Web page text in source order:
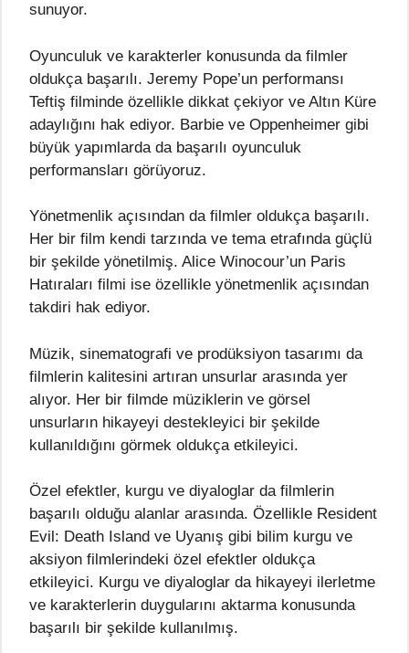
sunuyor.
Oyunculuk ve karakterler konusunda da filmler
oldukça başarılı. Jeremy Pope’un performansı
Teftiş filminde özellikle dikkat çekiyor ve Altın Küre
adaylığını hak ediyor. Barbie ve Oppenheimer gibi
büyük yapımlarda da başarılı oyunculuk
performansları görüyoruz.
Yönetmenlik açısından da filmler oldukça başarılı.
Her bir film kendi tarzında ve tema etrafında güçlü
bir şekilde yönetilmiş. Alice Winocour’un Paris
Hatıraları filmi ise özellikle yönetmenlik açısından
takdiri hak ediyor.
Müzik, sinematografi ve prodüksiyon tasarımı da
filmlerin kalitesini artıran unsurlar arasında yer
alıyor. Her bir filmde müziklerin ve görsel
unsurların hikayeyi destekleyici bir şekilde
kullanıldığını görmek oldukça etkileyici.
Özel efektler, kurgu ve diyaloglar da filmlerin
başarılı olduğu alanlar arasında. Özellikle Resident
Evil: Death Island ve Uyanış gibi bilim kurgu ve
aksiyon filmlerindeki özel efektler oldukça
etkileyici. Kurgu ve diyaloglar da hikayeyi ilerletme
ve karakterlerin duygularını aktarma konusunda
başarılı bir şekilde kullanılmış.